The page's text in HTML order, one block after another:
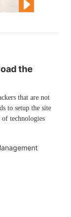
the
that are not
to setup the site
technologies